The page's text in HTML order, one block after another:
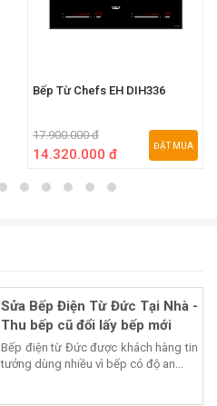
Bếp Từ Chefs EH DIH336
17.900.000 đ
14.320.000 đ
ĐẶT MUA
Sửa Bếp Điện Từ Đức Tại Nhà -
Thu bếp cũ đổi lấy bếp mới
Bếp điện từ Đức được khách hàng tin
tưởng dùng nhiều vì bếp có độ an...